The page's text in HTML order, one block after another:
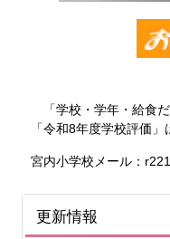
「学校・学年・給食だ
「令和8年度学校評価
宮内小学校メール：
更新情報